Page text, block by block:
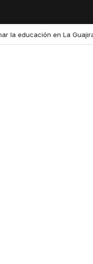
en La Guajira5:32